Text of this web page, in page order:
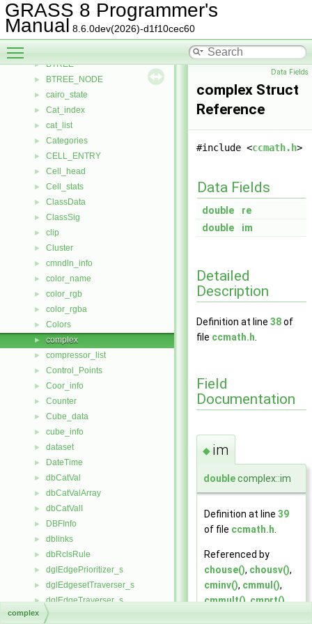
GRASS 8 Programmer's
Manual 8.6.0dev(2026)-d1f10cec60
► BM
► BMlink
► bound_box
► BTREE
► BTREE_NODE
► cairo_state
► Cat_index
► cat_list
► Categories
► CELL_ENTRY
► Cell_head
► Cell_stats
► ClassData
► ClassSig
► clip
► Cluster
► cmndln_info
► color_name
► color_rgb
► color_rgba
► Colors
► complex
► compressor_list
► Control_Points
► Coor_info
► Counter
► Cube_data
► cube_info
► dataset
► DateTime
► dbCatVal
► dbCatValArray
► dbCatValI
► DBFInfo
► dblinks
► dbRclsRule
► dglEdgePrioritizer_s
► dglEdgesetTraverser_s
► dglEdgeTraverser_s
► dglIOContext_s
Data Fields
complex Struct
Reference
#include <ccmath.h>
Data Fields
double
re
double
im
Detailed
Description
Definition at line 38of
file ccmath.h
Field
Documentation
◆ im
doublecomplex::im
Definition at line 39
of file ccmath.h
Referenced by
chouse(), chousv(),
cminv(), cmmul(),
cmmult(),cmprt(),
complex